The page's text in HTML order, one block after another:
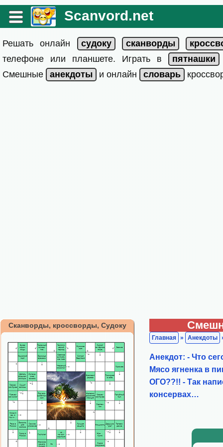
Scanvord.net
Решать онлайн
телефоне или планшете. Играть в
Смешные
и онлайн
Сканворды, кроссворды, Судоку
Главная » Анекдоты
Анекдот: - Что
Мясо ягненка в
ОГО??!! - Так
консервах…